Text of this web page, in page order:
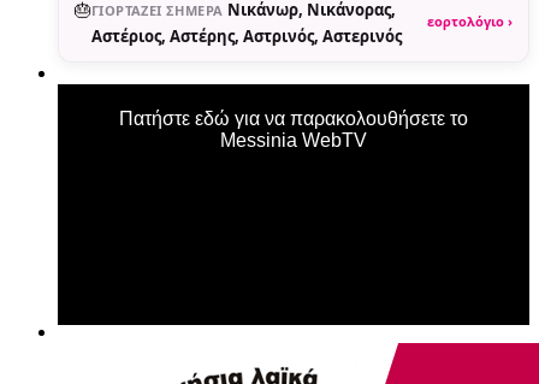
🎂ΓΙΟΡΤΆΖΕΙ ΣΉΜΕΡΑ Νικάνωρ, Νικάνορας,
Αστέριος, Αστέρης, Αστρινός, Αστερινός
εορτολόγιο ›
Πατήστε εδώ για να παρακολουθήσετε το
Messinia WebTV